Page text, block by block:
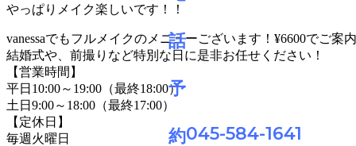
045-584-1641
やっぱりメイク楽しいです！！
vanessaでもフルメイクのメニューございます！¥6600でご案
結婚式や、前撮りなど特別な日に是非お任せください！
【営業時間】
平日10:00～19:00（最終18:00）
土日9:00～18:00（最終17:00）
【定休日】
毎週火曜日